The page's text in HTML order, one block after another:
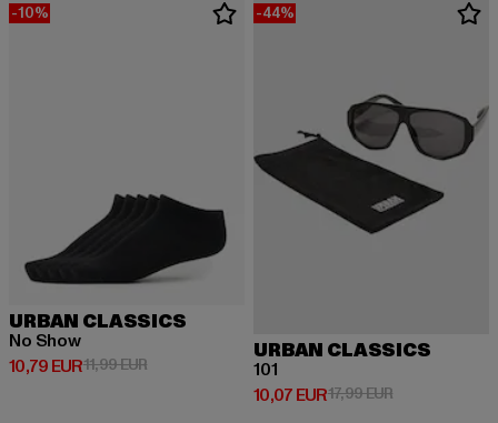
-10%
URBAN CLASSICS
No Show
10,79 EUR
Derzeitiger Preis: 10,79 EUR
11,99 EURAktionspreis: 11,99 EUR
-44%
URBAN CLASSICS
101
10,07 EUR
Derzeitiger Preis: 10,07 EUR
17,99 EURAktionspreis: